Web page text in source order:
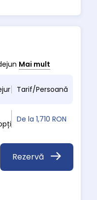
Mai mult
Tarif/Persoană
De la1,710 RON
Rezervă